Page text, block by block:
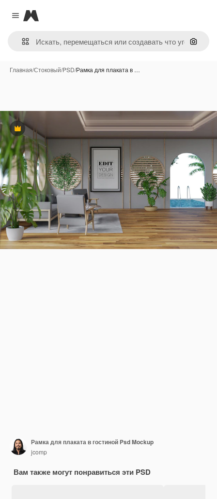
Close menu
Magnific
Поиск
Главная/Стоковый/PSD/Рамка для плаката в …
Премиум
Рамка для плаката в гостиной Psd Mockup
jcomp
Вам также могут понравиться эти PSD